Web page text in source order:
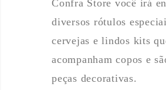
Confra Store você irá
diversos rótulos
cervejas e lindos kits
acompanham copos e
peças decorativas.